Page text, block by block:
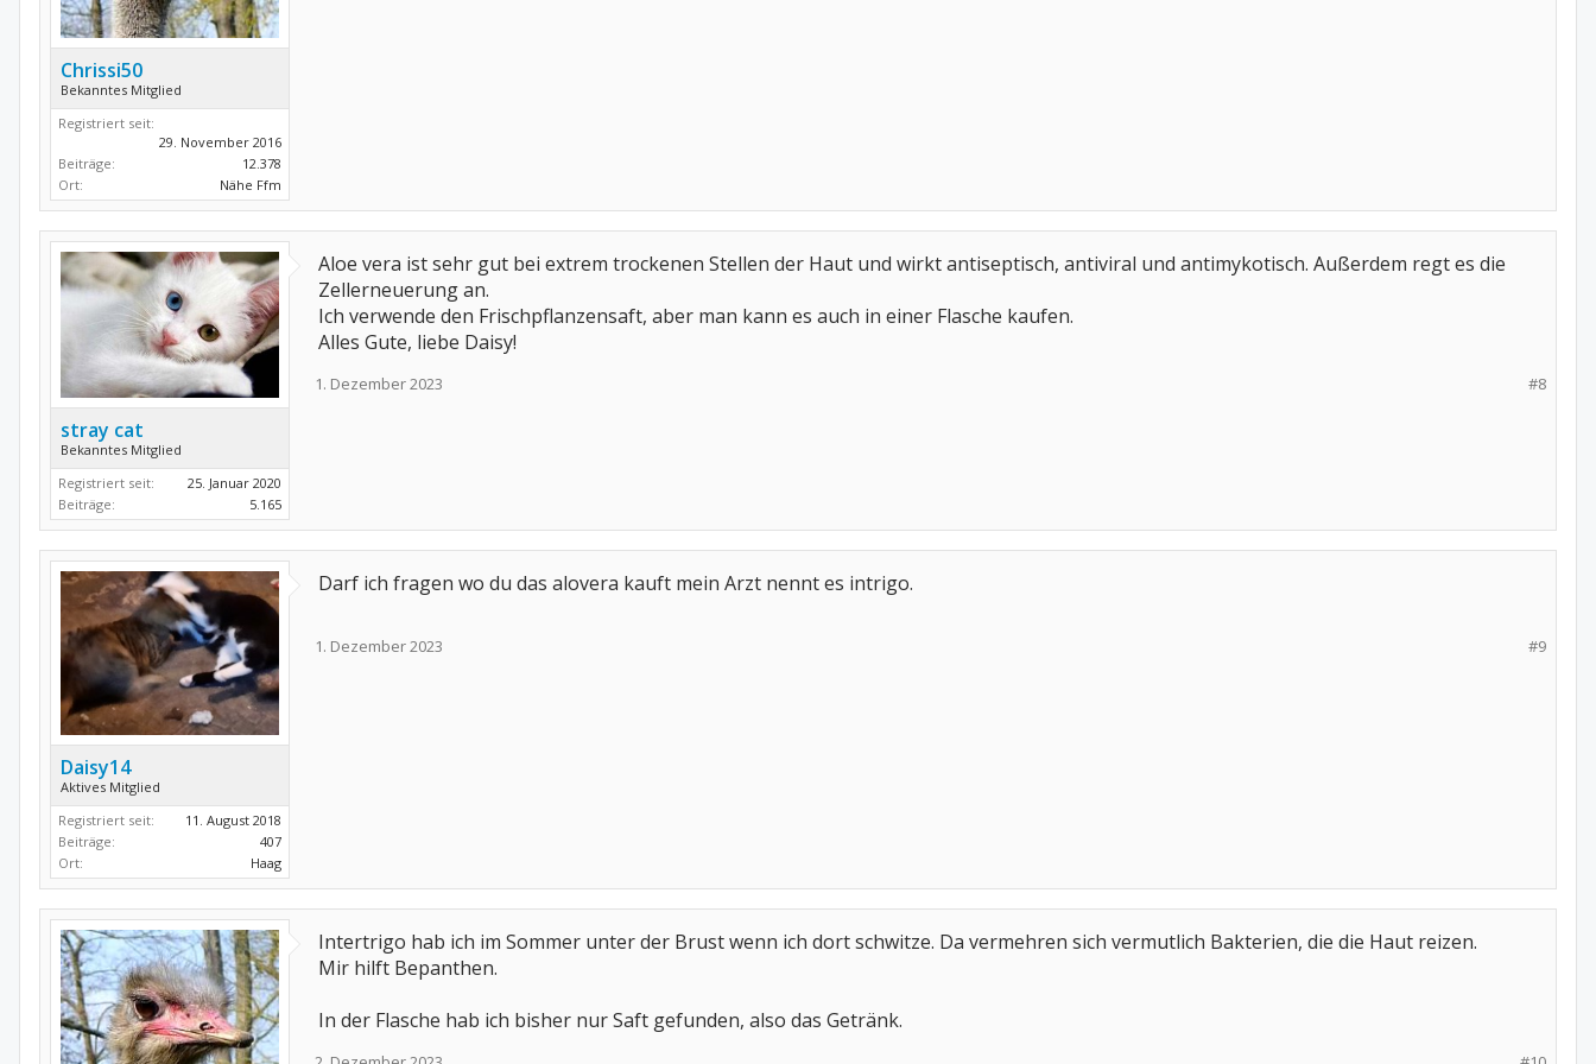
Chrissi50
Bekanntes Mitglied
Registriert seit:
29. November 2016
Beiträge:
12.378
Ort:
Nähe Ffm
stray cat
Bekanntes Mitglied
Registriert seit:
25. Januar 2020
Beiträge:
5.165
Aloe vera ist sehr gut bei extrem trockenen Stellen der Haut und wirkt antiseptisch, antiviral und antimykotisch. Außerdem regt es die
Zellerneuerung an.
Ich verwende den Frischpflanzensaft, aber man kann es auch in einer Flasche kaufen.
Alles Gute, liebe Daisy!
#8
1. Dezember 2023
Daisy14
Aktives Mitglied
Registriert seit:
11. August 2018
Beiträge:
407
Ort:
Haag
Darf ich fragen wo du das alovera kauft mein Arzt nennt es intrigo.
#9
1. Dezember 2023
Intertrigo hab ich im Sommer unter der Brust wenn ich dort schwitze. Da vermehren sich vermutlich Bakterien, die die Haut reizen.
Mir hilft Bepanthen.
In der Flasche hab ich bisher nur Saft gefunden, also das Getränk.